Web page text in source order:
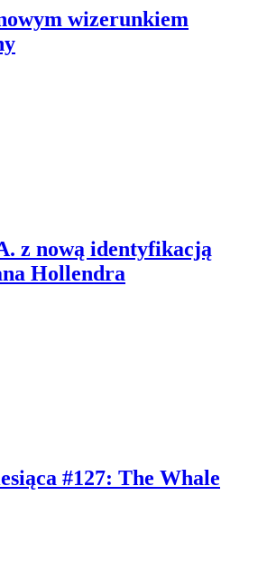
wizerunkiem
z nową identyfikacją
Hollendra
#127: The Whale